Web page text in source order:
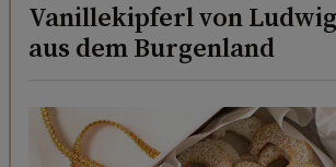
Vanillekipferl von
aus dem Burgenland